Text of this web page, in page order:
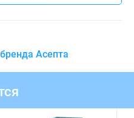
Асепта